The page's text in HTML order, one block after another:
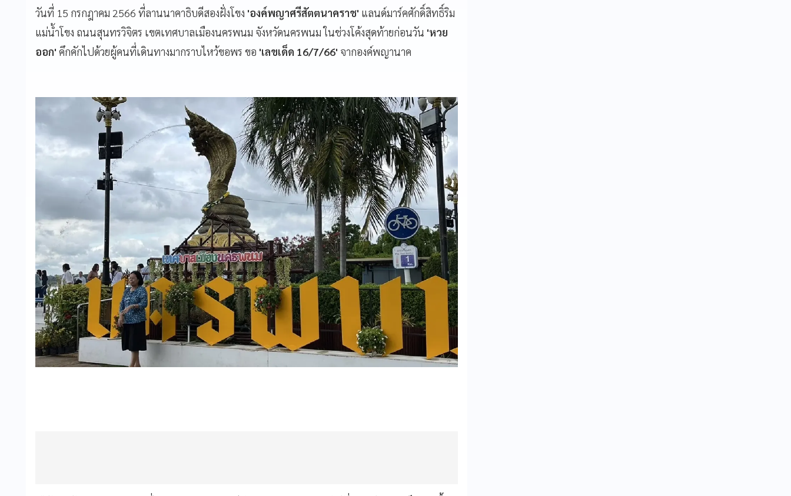
วันที่ 15 กรกฎาคม 2566 ที่ลานนาคาธิบดีสองฝั่งโขง 'องค์พญาศรีสัตตนาคราช' แลนด์มาร์คศักดิ์สิทธิ์ริม
แม่น้ำโขง ถนนสุนทรวิจิตร เขตเทศบาลเมืองนครพนม จังหวัดนครพนม ในช่วงโค้งสุดท้ายก่อนวัน 'หวย
ออก' คึกคักไปด้วยผู้คนที่เดินทางมากราบไหว้ขอพร ขอ 'เลขเด็ด 16/7/66' จากองค์พญานาค